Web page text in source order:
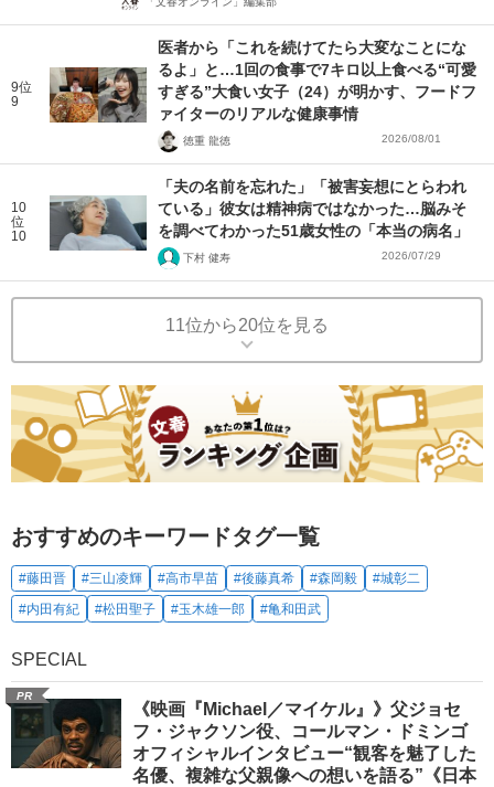
9位
9
医者から「これを続けてたら大変なことにな
るよ」と…1回の食事で7キロ以上食べる“可愛
すぎる”大食い女子（24）が明かす、フードフ
ァイターのリアルな健康事情
徳重 龍徳 2026/08/01
10
位
10
「夫の名前を忘れた」「被害妄想にとらわれ
ている」彼女は精神病ではなかった…脳みそ
を調べてわかった51歳女性の「本当の病名」
下村 健寿 2026/07/29
11位から20位を見る
おすすめのキーワードタグ一覧
#藤田晋 #三山凌輝 #高市早苗 #後藤真希 #森岡毅
#城彰二
#内田有紀
#松田聖子 #玉木雄一郎 #亀和田武
SPECIAL
PR
《映画『Michael／マイケル』》父ジョセ
フ・ジャクソン役、コールマン・ドミンゴ
オフィシャルインタビュー“観客を魅了した
名優、複雑な父親像への想いを語る”《日本